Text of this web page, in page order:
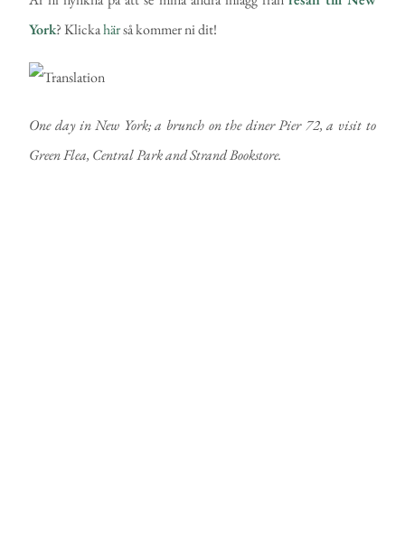
York? Klickahärså kommer ni dit!
One day in New York; a brunch on the diner Pier 72, a visit to
Green Flea, Central Park and Strand Bookstore.